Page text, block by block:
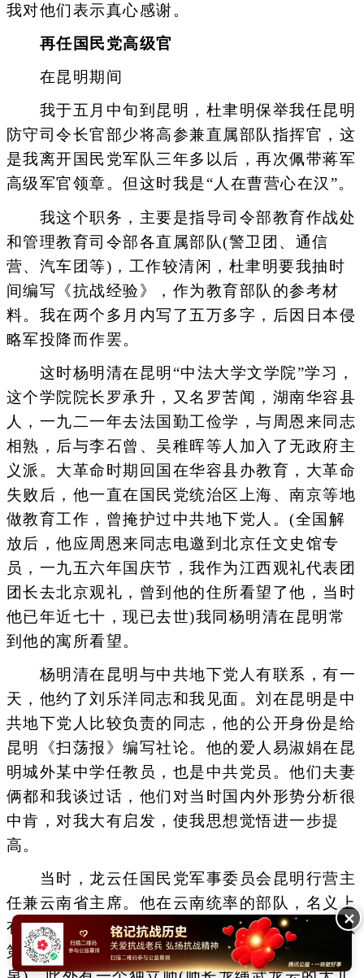
我对他们表示真心感谢。
再任国民党高级官
在昆明期间
我于五月中旬到昆明，杜聿明保举我任昆明
防守司令长官部少将高参兼直属部队指挥官，这
是我离开国民党军队三年多以后，再次佩带蒋军
高级军官领章。但这时我是“人在曹营心在汉”。
我这个职务，主要是指导司令部教育作战处
和管理教育司令部各直属部队(警卫团、通信
营、汽车团等)，工作较清闲，杜聿明要我抽时
间编写《抗战经验》，作为教育部队的参考材
料。我在两个多月内写了五万多字，后因日本侵
略军投降而作罢。
这时杨明清在昆明“中法大学文学院”学习，
这个学院院长罗承升，又名罗苦闻，湖南华容县
人，一九二一年去法国勤工俭学，与周恩来同志
相熟，后与李石曾、吴稚晖等人加入了无政府主
义派。大革命时期回国在华容县办教育，大革命
失败后，他一直在国民党统治区上海、南京等地
做教育工作，曾掩护过中共地下党人。(全国解
放后，他应周恩来同志电邀到北京任文史馆专
员，一九五六年国庆节，我作为江西观礼代表团
团长去北京观礼，曾到他的住所看望了他，当时
他已年近七十，现已去世)我同杨明清在昆明常
到他的寓所看望。
杨明清在昆明与中共地下党人有联系，有一
天，他约了刘乐洋同志和我见面。刘在昆明是中
共地下党人比较负责的同志，他的公开身份是给
昆明《扫荡报》编写社论。他的爱人易淑娟在昆
明城外某中学任教员，也是中共党员。他们夫妻
俩都和我谈过话，他们对当时国内外形势分析很
中肯，对我大有启发，使我思想觉悟进一步提
高。
当时，龙云任国民党军事委员会昆明行营主
任兼云南省主席。他在云南统率的部队，名义上
有二十多万人，实际上只能指挥原来的云南部队
第六十军(军长曾泽生)，第九十三军(军长卢浚
✕